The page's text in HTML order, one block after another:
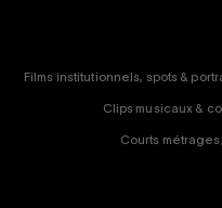
Films institutionnels, spots &
Clips musicaux &
&
Courts